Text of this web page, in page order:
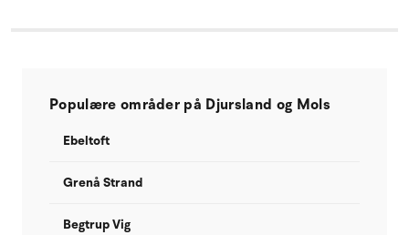
Populære områder på Djursland og Mols
Ebeltoft
Grenå Strand
Begtrup Vig